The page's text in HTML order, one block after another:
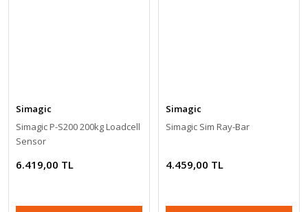
Simagic
Simagic P-S200 200kg Loadcell
Sensor
6.419,00 TL
Simagic
Simagic Sim Ray-Bar
4.459,00 TL